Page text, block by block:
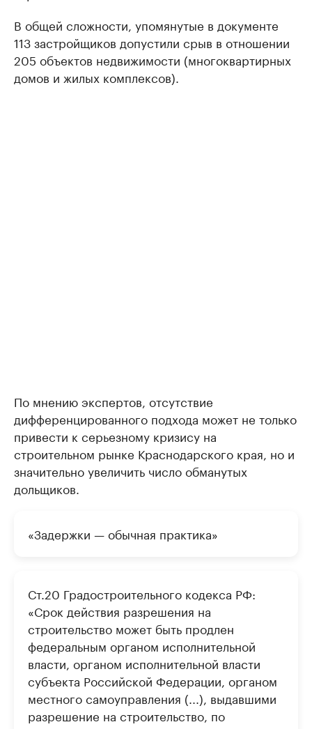
В общей сложности, упомянутые в документе
113 застройщиков допустили срыв в отношении
205 объектов недвижимости (многоквартирных
домов и жилых комплексов).
По мнению экспертов, отсутствие
дифференцированного подхода может не только
привести к серьезному кризису на
строительном рынке Краснодарского края, но и
значительно увеличить число обманутых
дольщиков.
«Задержки — обычная практика»
Ст.20 Градостроительного кодекса РФ:
«Срок действия разрешения на
строительство может быть продлен
федеральным органом исполнительной
власти, органом исполнительной власти
субъекта Российской Федерации, органом
местного самоуправления (...), выдавшими
разрешение на строительство, по